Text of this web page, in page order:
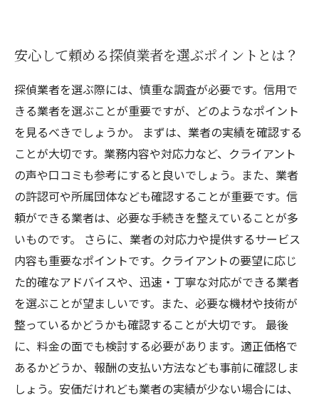
安心して頼める探偵業者を選ぶポイントとは？
探偵業者を選ぶ際には、慎重な調査が必要です。信用で
きる業者を選ぶことが重要ですが、どのようなポイント
を見るべきでしょうか。 まずは、業者の実績を確認する
ことが大切です。業務内容や対応力など、クライアント
の声や口コミも参考にすると良いでしょう。また、業者
の許認可や所属団体なども確認することが重要です。信
頼ができる業者は、必要な手続きを整えていることが多
いものです。 さらに、業者の対応力や提供するサービス
内容も重要なポイントです。クライアントの要望に応じ
た的確なアドバイスや、迅速・丁寧な対応ができる業者
を選ぶことが望ましいです。また、必要な機材や技術が
整っているかどうかも確認することが大切です。 最後
に、料金の面でも検討する必要があります。適正価格で
あるかどうか、報酬の支払い方法なども事前に確認しま
しょう。安価だけれども業者の実績が少ない場合には、